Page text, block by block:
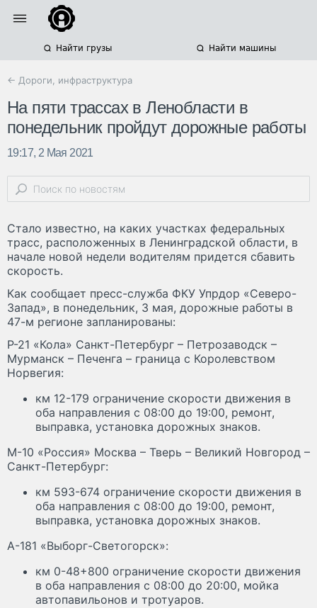
Найти грузы Найти машины
← Дороги, инфраструктура
На пяти трассах в Ленобласти в
понедельник пройдут дорожные работы
19:17, 2 Мая 2021
Стало известно, на каких участках федеральных
трасс, расположенных в Ленинградской области, в
начале новой недели водителям придется сбавить
скорость.
Как сообщает пресс-служба ФКУ Упрдор «Северо-
Запад», в понедельник, 3 мая, дорожные работы в
47-м регионе запланированы:
Р-21 «Кола» Санкт-Петербург – Петрозаводск –
Мурманск – Печенга – граница с Королевством
Норвегия:
км 12-179 ограничение скорости движения в
оба направления с 08:00 до 19:00, ремонт,
выправка, установка дорожных знаков.
М-10 «Россия» Москва – Тверь – Великий Новгород –
Санкт-Петербург:
км 593-674 ограничение скорости движения в
оба направления с 08:00 до 19:00, ремонт,
выправка, установка дорожных знаков.
А-181 «Выборг-Светогорск»:
км 0-48+800 ограничение скорости движения
в оба направления с 08:00 до 20:00, мойка
автопавильонов и тротуаров.